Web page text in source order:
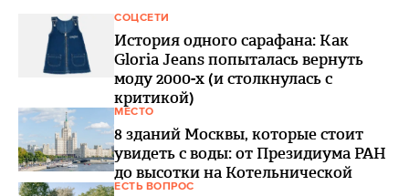
СОЦСЕТИ
История одного сарафана: Как
Gloria Jeans попыталась вернуть
моду 2000-х (и столкнулась с
критикой)
МЕСТО
8 зданий Москвы, которые стоит
увидеть с воды: от Президиума РАН
до высотки на Котельнической
ЕСТЬ ВОПРОС